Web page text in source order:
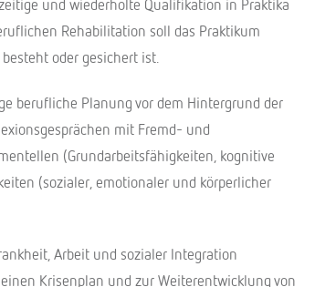
Rehabilitation soll das Praktikum
oder gesichert ist.
berufliche Planung vor dem Hintergrund der
mit Fremd- und
(Grundarbeitsfähigkeiten, kognitive
(sozialer, emotionaler und körperlicher
Arbeit und sozialer Integration
Krisenplan und zur Weiterentwicklung von